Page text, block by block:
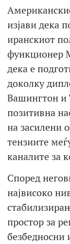
изјави дека
иранскиот
функционер
дека е
доколку
Вашингтон и
позитивна
на засилени
тензиите
каналите за
Според
највисоко
простор за